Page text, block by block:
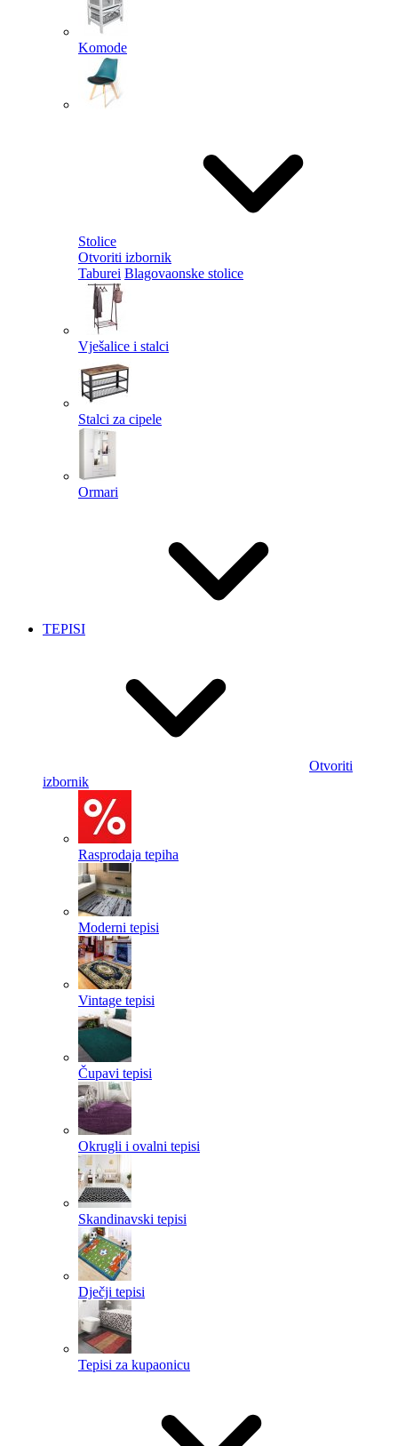
Komode
Stolice
Otvoriti izbornik
Taburei Blagovaonske stolice
Vješalice i stalci
Stalci za cipele
Ormari
TEPISI
Otvoriti
izbornik
Rasprodaja tepiha
Moderni tepisi
Vintage tepisi
Čupavi tepisi
Okrugli i ovalni tepisi
Skandinavski tepisi
Dječji tepisi
Tepisi za kupaonicu